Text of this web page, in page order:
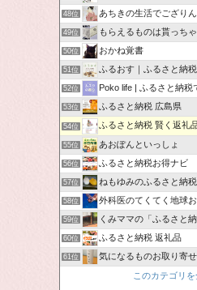
48位 あちきの生活でござり
49位 もらえるものは貰っちゃ
50位 おかね覚書
51位 ふるおす｜ふるさと納
52位 Poko life | ふるさと納税
53位 ふるさと納税 広島県
54位 ふるさと納税 賢く返礼
55位 あおぽんといっしょ
56位 ふるさと納税お得ナビ
57位 ねもゆみのふるさと納
58位 外科医のてくてく地球
59位 くみママの「ふるさと
60位 ふるさと納税 返礼品
61位
気になるものお取り寄せ ふる
このカテゴリ